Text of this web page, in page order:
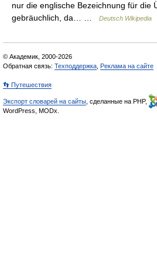
nur die englische Bezeichnung für die
gebräuchlich, da… …
Deutsch Wikipedia
© Академик, 2000-2026
Обратная связь: Техподдержка Реклама на сайте
👣 Путешествия
Экспорт словарей на сайты , сделанные на PHP,
WordPress, MODx.